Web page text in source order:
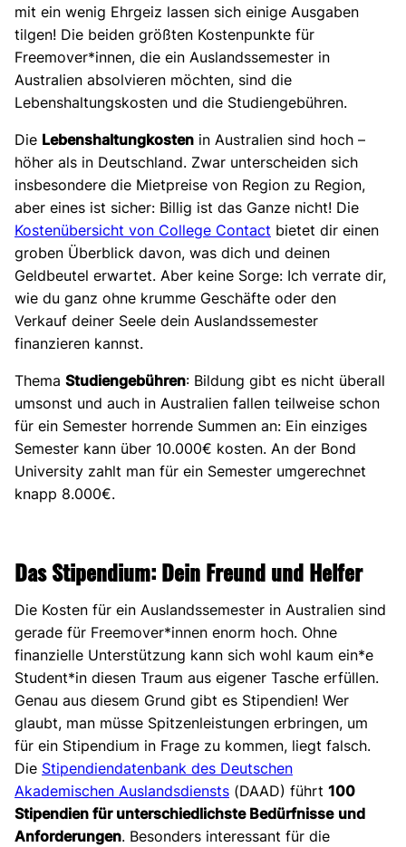
mit ein wenig Ehrgeiz lassen sich einige Ausgaben
tilgen! Die beiden größten Kostenpunkte für
Freemover*innen, die ein Auslandssemester in
Australien absolvieren möchten, sind die
Lebenshaltungskosten und die Studiengebühren.
Die Lebenshaltungkosten in Australien sind hoch –
höher als in Deutschland. Zwar unterscheiden sich
insbesondere die Mietpreise von Region zu Region,
aber eines ist sicher: Billig ist das Ganze nicht! Die
Kostenübersicht von College Contact bietet dir einen
groben Überblick davon, was dich und deinen
Geldbeutel erwartet. Aber keine Sorge: Ich verrate dir,
wie du ganz ohne krumme Geschäfte oder den
Verkauf deiner Seele dein Auslandssemester
finanzieren kannst.
Thema Studiengebühren: Bildung gibt es nicht überall
umsonst und auch in Australien fallen teilweise schon
für ein Semester horrende Summen an: Ein einziges
Semester kann über 10.000€ kosten. An der Bond
University zahlt man für ein Semester umgerechnet
knapp 8.000€.
Das Stipendium: Dein Freund und Helfer
Die Kosten für ein Auslandssemester in Australien sind
gerade für Freemover*innen enorm hoch. Ohne
finanzielle Unterstützung kann sich wohl kaum ein*e
Student*in diesen Traum aus eigener Tasche erfüllen.
Genau aus diesem Grund gibt es Stipendien! Wer
glaubt, man müsse Spitzenleistungen erbringen, um
für ein Stipendium in Frage zu kommen, liegt falsch.
Die Stipendiendatenbank des Deutschen
Akademischen Auslandsdiensts (DAAD) führt 100
Stipendien für unterschiedlichste Bedürfnisse und
Anforderungen. Besonders interessant für die